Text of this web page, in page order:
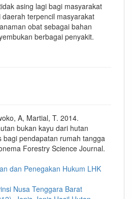
asing lagi bagi masyarakat
terpencil masyarakat
obat sebagai bahan
berbagai penyakit.
A, Martial, T. 2014.
bukan kayu dari hutan
bagi pendapatan rumah tangga
Forestry Science Journal.
dan Penegakan Hukum LHK
Nusa Tenggara Barat